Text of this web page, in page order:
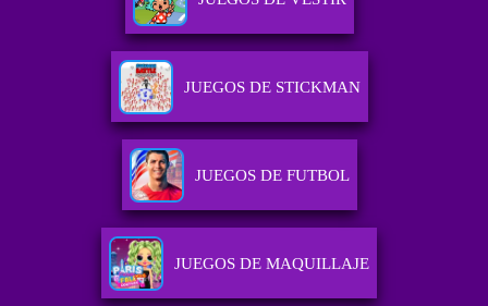
JUEGOS DE STICKMAN
JUEGOS DE FUTBOL
JUEGOS DE MAQUILLAJE